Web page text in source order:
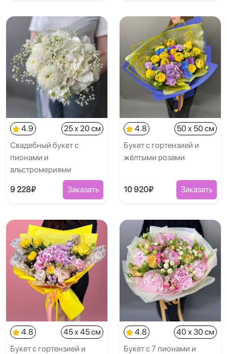
4.9
25 x 20 см
Свадебный букет с
пионами и
альстромериями
9 228₽ Заказать
4.8
50 x 50 см
Букет с гортензией и
жёлтыми розами
10 920₽ Заказать
4.8
45 x 45 см
Букет с гортензией и
4.8
40 x 30 см
Букет с 7 пионами и